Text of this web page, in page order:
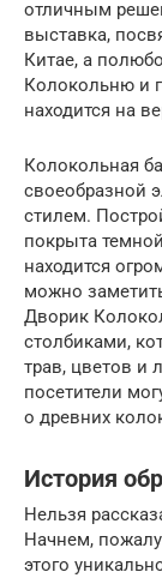
отличным
выставка,
Китае, а
Колокольню и
находится на
Колокольная
своеобразной
стилем.
покрыта
находится
можно
Дворик
столбиками,
трав, цветов и
посетители
о древних
История
Нельзя
Начнем,
этого